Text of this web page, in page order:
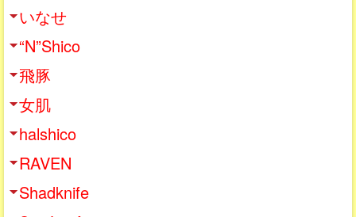
いなせ
“N”Shico
飛豚
女肌
halshico
RAVEN
Shadknife